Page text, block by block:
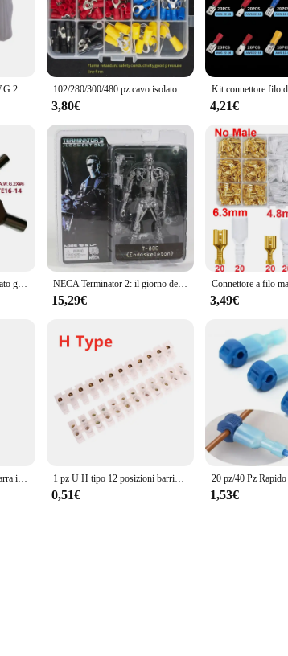
100 pz 2 x2.5mm mm² A.W.G 2X #14 doppi cavi tipo rame Starfix coibentato ghiere capocorda terminale capocorda capocorda TE2508 102/280/300/480 pz cavo isolato connettore filo crimpare spatola anello di testa forcella Kit anello capocorda Kit terminale arrotolato
3,80€ 4,21€
100 pz rame Starfix coibentato ghiere capocorda cavi gemelli tipo 2 x1.5mm ² A.W.G 2X #16 terminale terminale capocorda TE1508 NECA Terminator 2: il giorno del giudizio T-800 protettiva in PVC da 7 "18cm
15,29€ 3,49€
Morsettiera a vite in rame barra ignifuga fila di cablaggio striscia in ottone a terra Zero protezione scatola di distribuzione collegamento del cavo 1 pz U H tipo 12 posizioni barriera in plastica morsettiera blocco barriera blocco viti strisce di collegamento per cablaggio elettrico 3 a10a
0,51€ 1,53€